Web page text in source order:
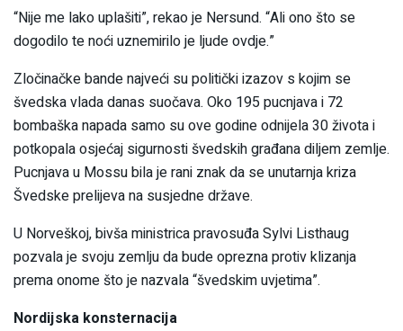
“Nije me lako uplašiti”, rekao je Nersund. “Ali ono što se
dogodilo te noći uznemirilo je ljude ovdje.”
Zločinačke bande najveći su politički izazov s kojim se
švedska vlada danas suočava. Oko 195 pucnjava i 72
bombaška napada samo su ove godine odnijela 30 života i
potkopala osjećaj sigurnosti švedskih građana diljem zemlje.
Pucnjava u Mossu bila je rani znak da se unutarnja kriza
Švedske prelijeva na susjedne države.
U Norveškoj, bivša ministrica pravosuđa Sylvi Listhaug
pozvala je svoju zemlju da bude oprezna protiv klizanja
prema onome što je nazvala “švedskim uvjetima”.
Nordijska konsternacija